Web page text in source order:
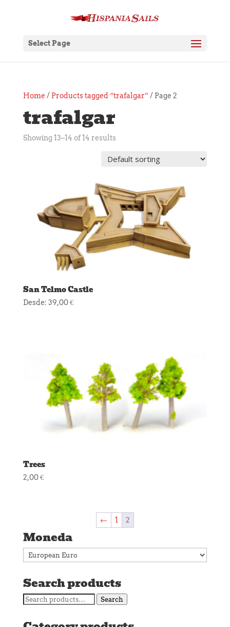
Select Page
Home / Products tagged “trafalgar” / Page 2
trafalgar
Showing 13–14 of 14 results
San Telmo Castle
Desde: 39,00€
Trees
2,00€
← 1 2
Moneda
Search products
Search
Search